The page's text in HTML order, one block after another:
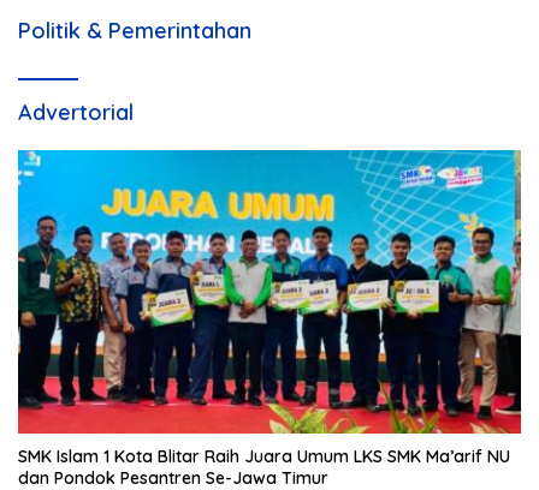
Politik & Pemerintahan
Advertorial
SMK Islam 1 Kota Blitar Raih Juara Umum LKS SMK Ma’arif NU
dan Pondok Pesantren Se-Jawa Timur